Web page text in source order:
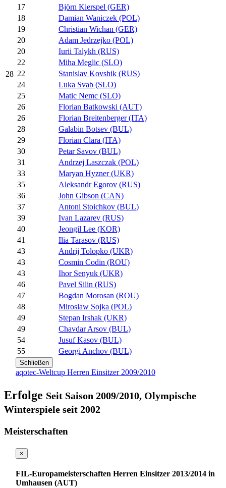
28
17
Björn Kierspel (GER)
18
Damian Waniczek (POL)
19
Christian Wichan (GER)
20
Adam Jedrzejko (POL)
20
Iurii Talykh (RUS)
22
Miha Meglic (SLO)
22
Stanislav Kovshik (RUS)
24
Luka Svab (SLO)
25
Matic Nemc (SLO)
26
Florian Batkowski (AUT)
26
Florian Breitenberger (ITA)
28
Galabin Botsev (BUL)
29
Florian Clara (ITA)
30
Petar Savov (BUL)
31
Andrzej Laszczak (POL)
33
Maryan Hyzner (UKR)
35
Aleksandr Egorov (RUS)
36
John Gibson (CAN)
37
Antoni Stoichkov (BUL)
39
Ivan Lazarev (RUS)
40
Jeongil Lee (KOR)
41
Ilia Tarasov (RUS)
43
Andrij Tolopko (UKR)
43
Cosmin Codin (ROU)
43
Ihor Senyuk (UKR)
46
Pavel Silin (RUS)
47
Bogdan Morosan (ROU)
48
Miroslaw Sojka (POL)
49
Stepan Irshak (UKR)
49
Chavdar Arsov (BUL)
54
Jusuf Kasov (BUL)
55
Georgi Anchov (BUL)
Schließen
aqotec-Weltcup Herren Einsitzer 2009/2010
Erfolge Seit Saison 2009/2010, Olympische
Winterspiele seit 2002
Meisterschaften
×
FIL-Europameisterschaften Herren Einsitzer 2013/2014 in
Umhausen (AUT)